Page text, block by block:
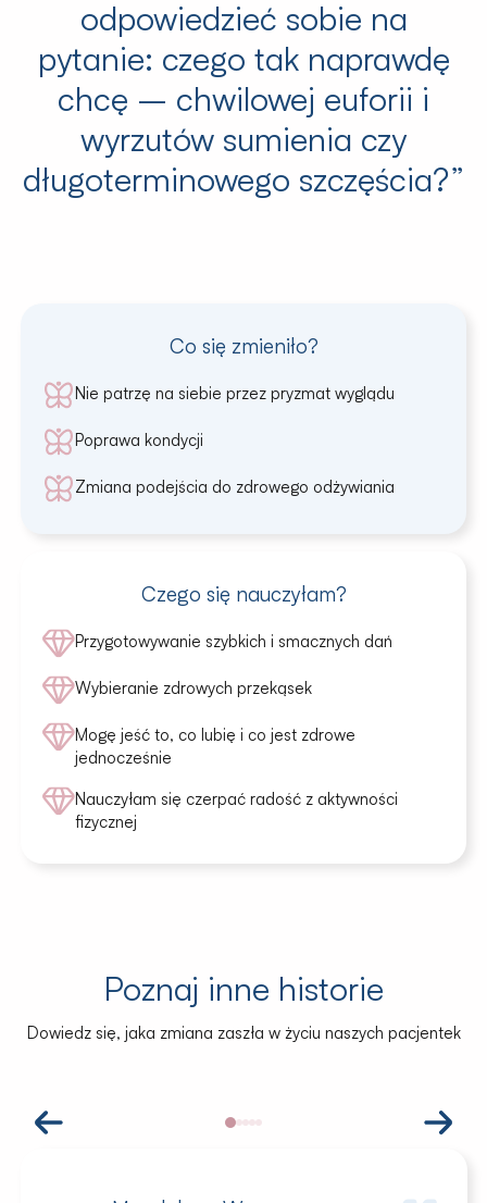
odpowiedzieć sobie na
pytanie: czego tak naprawdę
chcę – chwilowej euforii i
wyrzutów sumienia czy
długoterminowego szczęścia?”
Co się zmieniło?
Nie patrzę na siebie przez pryzmat wyglądu
Poprawa kondycji
Zmiana podejścia do zdrowego odżywiania
Czego się nauczyłam?
Przygotowywanie szybkich i smacznych dań
Wybieranie zdrowych przekąsek
Mogę jeść to, co lubię i co jest zdrowe
jednocześnie
Nauczyłam się czerpać radość z aktywności
fizycznej
Poznaj inne historie
Dowiedz się, jaka zmiana zaszła w życiu naszych pacjentek